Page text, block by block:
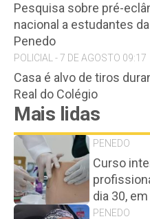
Pesquisa sobre pré-
nacional a estudantes
Penedo
POLICIAL - 7 DE AGOSTO 09:17
Casa é alvo de tiros
Real do Colégio
Mais lidas
PENEDO
Curso
dia 30,
PENEDO